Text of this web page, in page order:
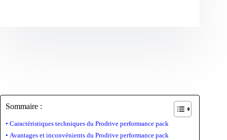
Sommaire :
Caractéristiques techniques du Prodrive performance pack
Avantages et inconvénients du Prodrive performance pack